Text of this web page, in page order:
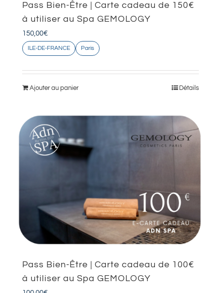
Pass Bien-Être | Carte cadeau de 150€
à utiliser au Spa GEMOLOGY
150,00€
ILE-DE-FRANCE Paris
Ajouter au panier Détails
Pass Bien-Être | Carte cadeau de 100€
à utiliser au Spa GEMOLOGY